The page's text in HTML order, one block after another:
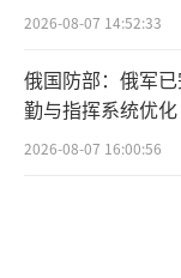
2026-08-07 14:52:33
俄国防部：俄军
勤与指挥系统优化
2026-08-07 16:00:56